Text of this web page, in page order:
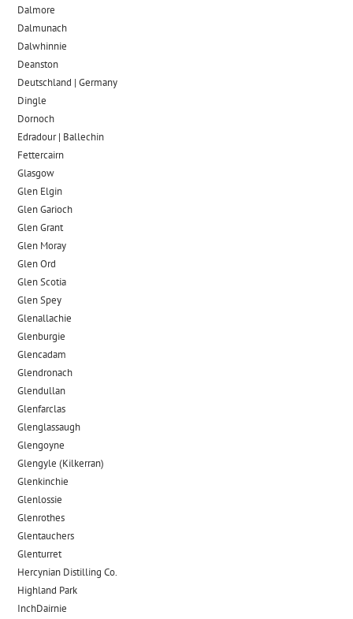
Dalmore​
Dalmunach
Dalwhinnie
Deanston
Deutschland | Germany
Dingle
Dornoch
Edradour | Ballechin
Fettercairn
Glasgow
Glen Elgin
Glen Garioch
Glen Grant
Glen Moray
Glen Ord
Glen Scotia
Glen Spey
Glenallachie
Glenburgie
Glencadam
Glendronach
Glendullan
Glenfarclas
Glenglassaugh
Glengoyne
Glengyle (Kilkerran)
Glenkinchie
Glenlossie
Glenrothes
Glentauchers
Glenturret
Hercynian Distilling Co.
Highland Park
InchDairnie